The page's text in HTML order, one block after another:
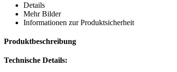
Details
Mehr Bilder
Informationen zur Produktsicherheit
Produktbeschreibung
Technische Details: